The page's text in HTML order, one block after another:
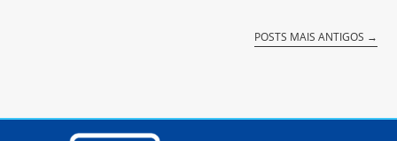
POSTS MAIS ANTIGOS →